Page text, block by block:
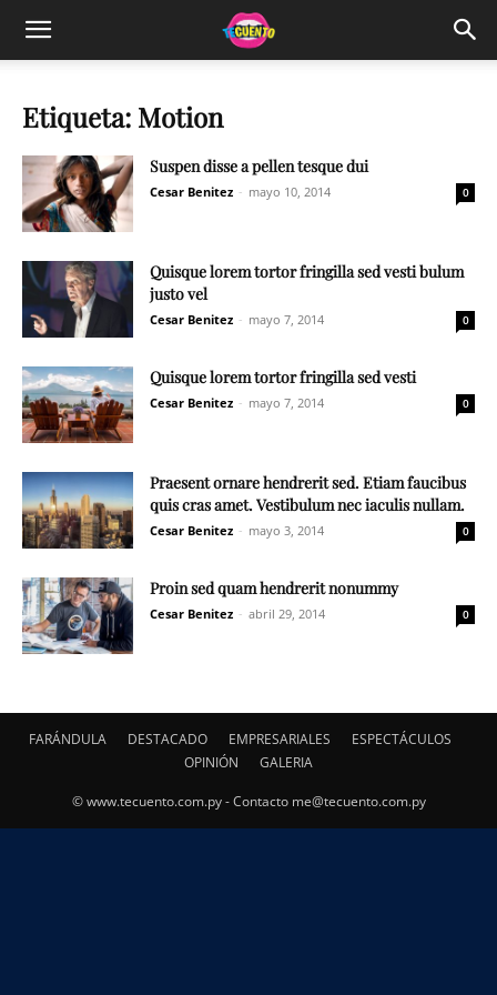
Etiqueta: Motion
Suspen disse a pellen tesque dui
Cesar Benitez - mayo 10, 2014 0
Quisque lorem tortor fringilla sed vesti bulum
justo vel
Cesar Benitez - mayo 7, 2014 0
Quisque lorem tortor fringilla sed vesti
Cesar Benitez - mayo 7, 2014 0
Praesent ornare hendrerit sed. Etiam faucibus
quis cras amet. Vestibulum nec iaculis nullam.
Cesar Benitez - mayo 3, 2014 0
Proin sed quam hendrerit nonummy
Cesar Benitez - abril 29, 2014 0
FARÁNDULA DESTACADO EMPRESARIALES
ESPECTÁCULOS
OPINIÓN
GALERIA
© www.tecuento.com.py - Contacto me@tecuento.com.py